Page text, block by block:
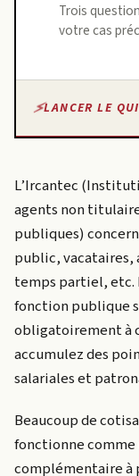
Trois
votre cas
LANCER LE
L’Ircantec
agents non
publiques)
public,
temps partiel, etc.
fonction publique
obligatoirement à
accumulez des
salariales et
Beaucoup de
fonctionne
complémentaire à